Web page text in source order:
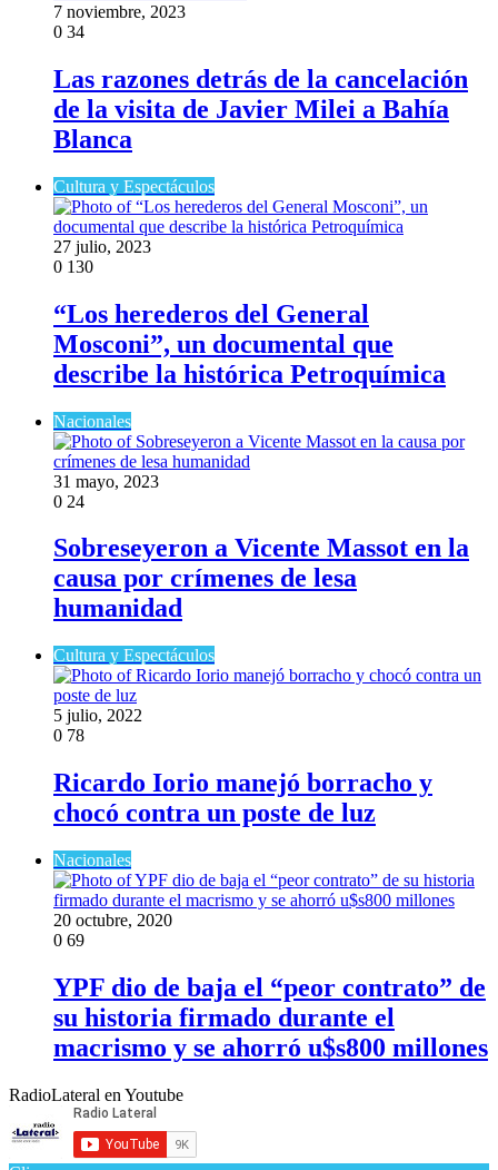
7 noviembre, 2023
0 34
Las razones detrás de la cancelación
de la visita de Javier Milei a Bahía
Blanca
Cultura y Espectáculos
27 julio, 2023
0 130
“Los herederos del General
Mosconi”, un documental que
describe la histórica Petroquímica
Nacionales
31 mayo, 2023
0 24
Sobreseyeron a Vicente Massot en la
causa por crímenes de lesa
humanidad
Cultura y Espectáculos
5 julio, 2022
0 78
Ricardo Iorio manejó borracho y
chocó contra un poste de luz
Nacionales
20 octubre, 2020
0 69
YPF dio de baja el “peor contrato” de
su historia firmado durante el
macrismo y se ahorró u$s800 millones
RadioLateral en Youtube